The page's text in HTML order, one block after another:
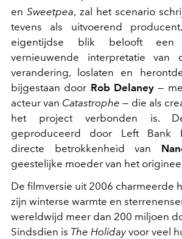
enSweetpea, zal het scenario
tevens als uitvoerend
eigentijdse blik belooft een
vernieuwende interpretatie van
verandering, loslaten en
bijgestaan door Rob Delaney —
acteur van Catastrophe — die als
het project verbonden is.
geproduceerd door Left Bank
directe betrokkenheid van
geestelijke moeder van het
De filmversie uit 2006 charmeerde
zijn winterse warmte en
wereldwijd meer dan 200 miljoen
Sindsdien is The Holidayvoor veel